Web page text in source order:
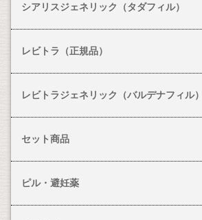
シアリスジェネリック（タダフィル）
レビトラ（正規品）
レビトラジェネリック（バルデナフィル）
セット商品
ピル・避妊薬